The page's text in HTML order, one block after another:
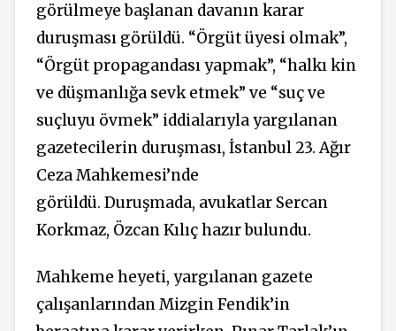
görülmeye başlanan davanın karar
duruşması görüldü. “Örgüt üyesi olmak”,
“Örgüt propagandası yapmak”, “halkı kin
ve düşmanlığa sevk etmek” ve “suç ve
suçluyu övmek” iddialarıyla yargılanan
gazetecilerin duruşması, İstanbul 23. Ağır
Ceza Mahkemesi’nde
görüldü. Duruşmada, avukatlar Sercan
Korkmaz, Özcan Kılıç hazır bulundu.
Mahkeme heyeti, yargılanan gazete
çalışanlarından Mizgin Fendik’in